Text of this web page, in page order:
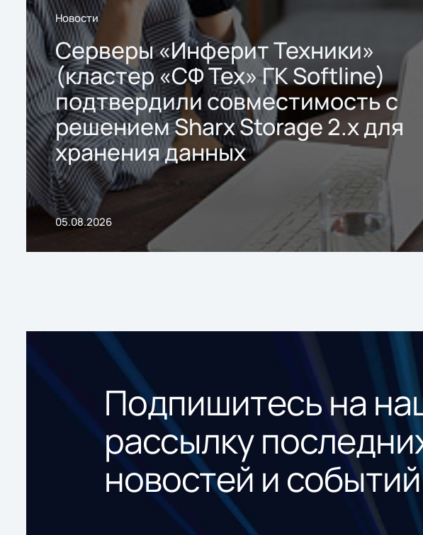
Новости
Серверы «Инферит Техники»
(кластер «СФ Тех» ГК Softline)
подтвердили совместимость с
решением Sharx Storage 2.x для
хранения данных
05.08.2026
Подпишитесь на
рассылку
новостей и событий